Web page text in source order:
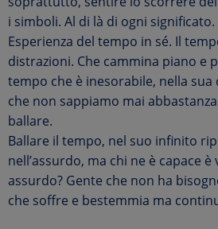
i simboli. Al di là di ogni significato.
Esperienza del tempo in sé. Il
distrazioni. Che cammina piano e
tempo che è inesorabile, nella sua
che non sappiamo mai
ballare.
Ballare il tempo, nel suo infinito
nell’assurdo, ma chi ne è capace
assurdo? Gente che non ha
che soffre e bestemmia ma